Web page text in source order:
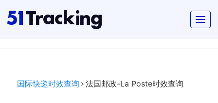
国际快递时效查询 法国邮政-La Poste时效查询